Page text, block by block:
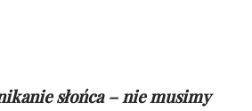
słońca – nie musimy